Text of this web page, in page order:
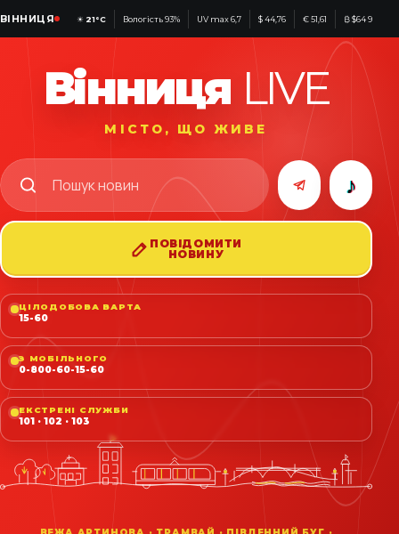
ВІННИЦЯ ☀ 21°C Вологість 93% UV max 6,7 $ 44,76 € 51,61 ₿ $64 921
Вінниця LIVE
МІСТО, ЩО ЖИВЕ
♪
ПОВІДОМИТИ
НОВИНУ
ЦІЛОДОБОВА ВАРТА
15-60
З МОБІЛЬНОГО
0-800-60-15-60
ЕКСТРЕНІ СЛУЖБИ
101 · 102 · 103